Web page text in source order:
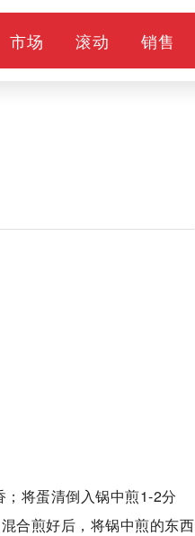
市场 滚动 销售
将蛋清倒入锅中煎1-2分
合煎好后，将锅中煎的东西